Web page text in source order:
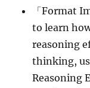
「Format
to learn
reasoning
thinking,
Reasoning